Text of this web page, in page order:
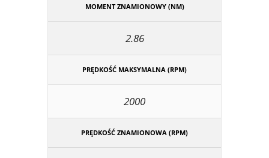
MOMENT ZNAMIONOWY (NM)
2.86
PRĘDKOŚĆ MAKSYMALNA (RPM)
2000
PRĘDKOŚĆ ZNAMIONOWA (RPM)